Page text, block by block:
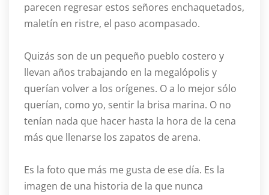
parecen regresar estos señores enchaquetados,
maletín en ristre, el paso acompasado.
Quizás son de un pequeño pueblo costero y
llevan años trabajando en la megalópolis y
querían volver a los orígenes. O a lo mejor sólo
querían, como yo, sentir la brisa marina. O no
tenían nada que hacer hasta la hora de la cena
más que llenarse los zapatos de arena.
Es la foto que más me gusta de ese día. Es la
imagen de una historia de la que nunca